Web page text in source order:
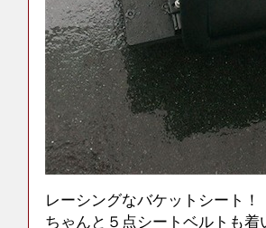
レーシングなバケットシート！
ちゃんと５点シートベルトも着